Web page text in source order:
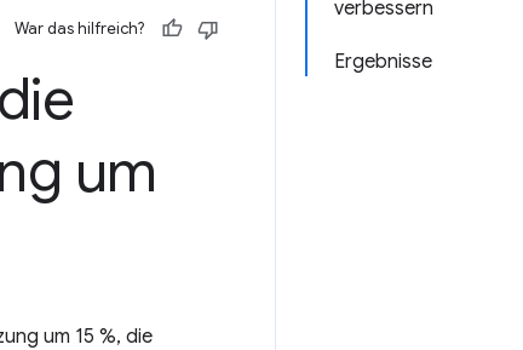
verbessern
Ergebnisse
War das hilfreich?
um
um 15 %, die